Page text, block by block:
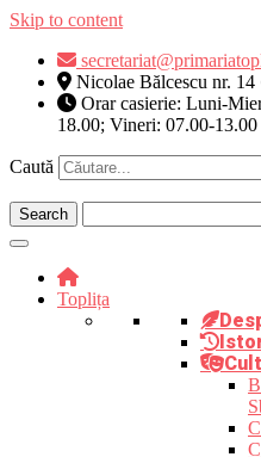
Skip to content
Nicolae Bălcescu nr. 14
Orar casierie: Luni-
18.00; Vineri: 07.00-13.00
Caută
Toplița